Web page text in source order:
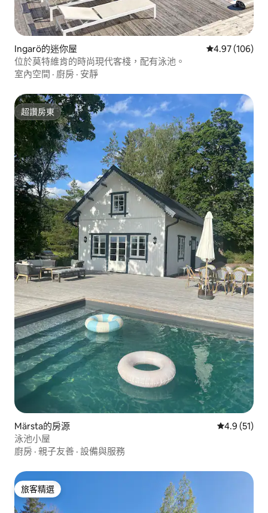
Ingarö的迷你屋 從 106 則評價
4.97 (106)
位於莫特維肯的時尚現代客棧，配有泳池。
室內空間 · 廚房 · 安靜
超讚房東
超讚房東
Märsta的房源 從 51 則評
4.9 (51)
泳池小屋
廚房 · 親子友善 · 設備與服務
旅客精選
旅客精選